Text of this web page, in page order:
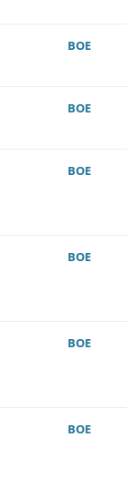
BOE
BOE
BOE
BOE
BOE
BOE